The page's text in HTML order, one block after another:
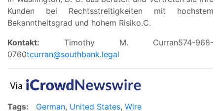
Kunden bei Rechtsstreitigkeiten mit hochstem
Bekanntheitsgrad und hohem Risiko.C.
Kontakt: Timothy M. Curran574-968-
0760tcurran@southbank.legal
Tags: German, United States, Wire